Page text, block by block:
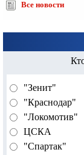
Все новости
"Зенит"
"Краснодар"
"Локомотив"
ЦСКА
"Спартак"